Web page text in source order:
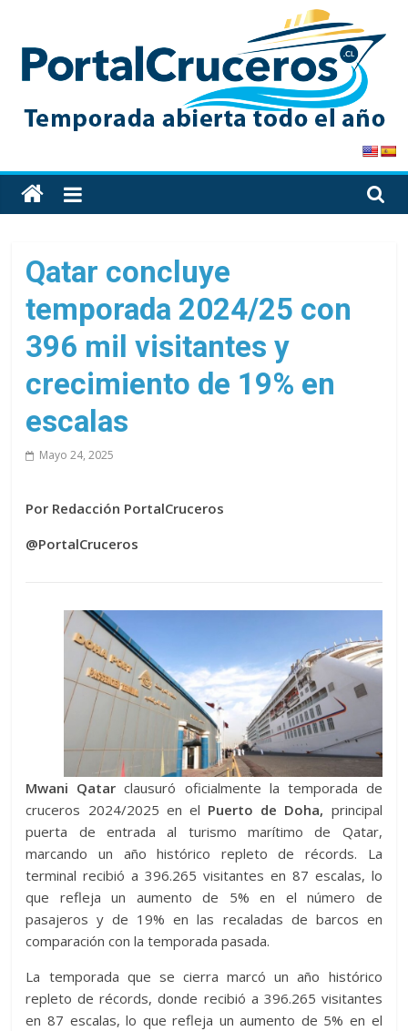
content
PortalCruceros
Toda
la
de
cruceros
en
solo
Qatar concluye
temporada 2024/25 con
396 mil visitantes y
crecimiento de 19% en
escalas
Mayo 24, 2025
Por Redacción PortalCruceros
@PortalCruceros
Mwani Qatar clausuró oficialmente la temporada de
cruceros 2024/2025 en el Puerto de Doha, principal
puerta de entrada al turismo marítimo de Qatar,
marcando un año histórico repleto de récords. La
terminal recibió a 396.265 visitantes en 87 escalas, lo
que refleja un aumento de 5% en el número de
pasajeros y de 19% en las recaladas de barcos en
comparación con la temporada pasada.
La temporada que se cierra marcó un año histórico
repleto de récords, donde recibió a 396.265 visitantes
en 87 escalas, lo que refleja un aumento de 5% en el